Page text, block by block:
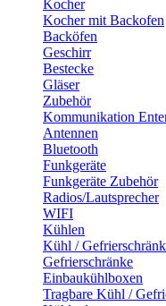
Kocher
Kocher mit Backofen
Backöfen
Geschirr
Bestecke
Gläser
Zubehör
Kommunikation
Antennen
Bluetooth
Funkgeräte
Funkgeräte Zubehör
Radios/Lautsprecher
WIFI
Kühlen
Kühl /
Gefrierschränke
Einbaukühlboxen
Tragbare Kühl /